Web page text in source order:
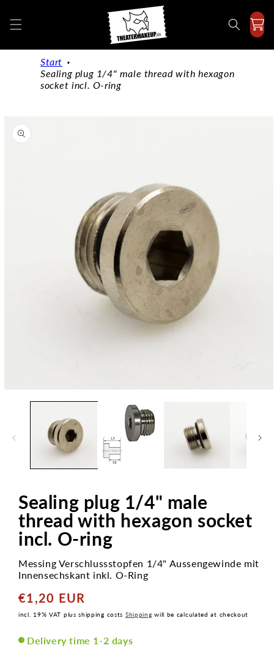
content
Start
Sealing plug 1/4" male thread with hexagon
socket incl. O-ring
product
information
Sealing plug 1/4" male
thread with hexagon socket
incl. O-ring
Messing Verschlussstopfen 1/4" Aussengewinde mit
Innensechskant inkl. O-Ring
Normal
price
€1,20 EUR
incl. 19% VAT plus shipping costs Shipping will be calculated at checkout
Delivery time 1-2 days